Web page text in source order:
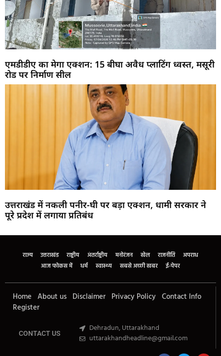
एमडीडीए का मेगा एक्शन: 15 बीघा अवैध प्लाटिंग ध्वस्त, मसूरी
रोड पर निर्माण सील
उत्तराखंड में नकली पनीर-घी पर बड़ा एक्शन, धामी सरकार ने
पूरे प्रदेश में लगाया प्रतिबंध
राज्य उत्तराखंड राष्ट्रीय अंतर्राष्ट्रीय मनोरंजन खेल राजनीति
अपराध
आज फोकस में
धर्म स्वास्थ्य सबसे अच्छी खबर ई-पेपर
Home About us Disclaimer Privacy Policy Contact Info
Register
CONTACT US
Dehradun, Uttarakhand
uttarakhandheadline@gmail.com